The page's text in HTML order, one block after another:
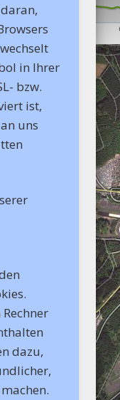
in Ihrer
bzw.
ist,
uns
dazu,